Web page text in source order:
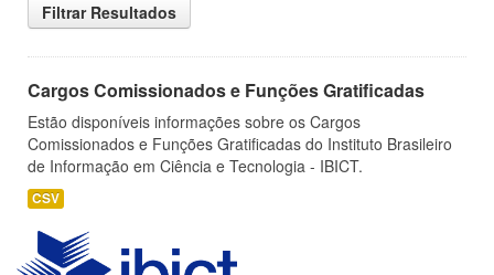
Filtrar Resultados
Cargos Comissionados e Funções Gratificadas
Estão disponíveis informações sobre os Cargos
Comissionados e Funções Gratificadas do Instituto Brasileiro
de Informação em Ciência e Tecnologia - IBICT.
CSV